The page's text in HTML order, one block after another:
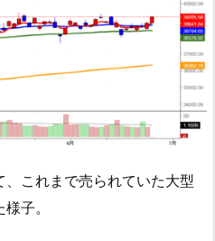
これまで売られていた大型
子。